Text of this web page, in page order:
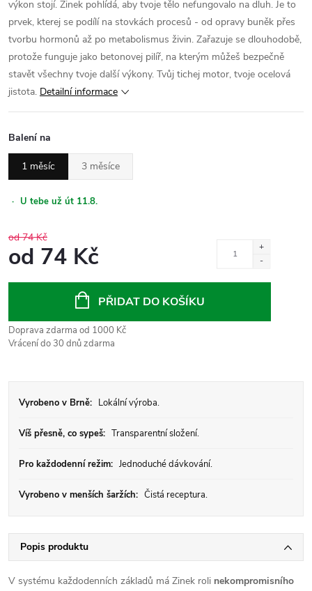
výkon stojí. Zinek pohlídá, aby tvoje tělo nefungovalo na dluh. Je to
prvek, kterej se podílí na stovkách procesů - od opravy buněk přes
tvorbu hormonů až po metabolismus živin. Zařazuje se dlouhodobě,
protože funguje jako betonovej pilíř, na kterým můžeš bezpečně
stavět všechny tvoje další výkony. Tvůj tichej motor, tvoje ocelová
jistota. Detailní informace
Balení na
1 měsíc 3 měsíce
· U tebe už út 11.8.
od 74 Kč
od 74 Kč
PŘIDAT DO KOŠÍKU
Doprava zdarma od 1000 Kč
Vrácení do 30 dnů zdarma
Vyrobeno v Brně: Lokální výroba.
Víš přesně, co sypeš: Transparentní složení.
Pro každodenní režim: Jednoduché dávkování.
Vyrobeno v menších šaržích: Čistá receptura.
Popis produktu
V systému každodenních základů má Zinek roli nekompromisního